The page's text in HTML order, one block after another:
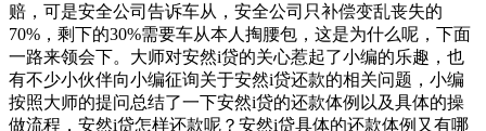
赔，可是安全公司告诉车从，安全公司只补偿变乱丧失的
70%，剩下的30%需要车从本人掏腰包，这是为什么呢，下面
一路来领会下。大师对安然i贷的关心惹起了小编的乐趣，也
有不少小伙伴向小编征询关于安然i贷还款的相关问题，小编
按照大师的提问总结了一下安然i贷的还款体例以及具体的操
做流程，安然i贷怎样还款呢？安然i贷具体的还款体例又有哪